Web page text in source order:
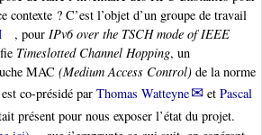
contexte ? C’est l’objet d’un groupe de travail
, pour IPv6 over the TSCH mode of IEEE
Timeslotted Channel Hopping, un
MAC (Medium Access Control) de la norme
co-présidé par Thomas Watteyne et Pascal
présent pour nous exposer l’état du projet.